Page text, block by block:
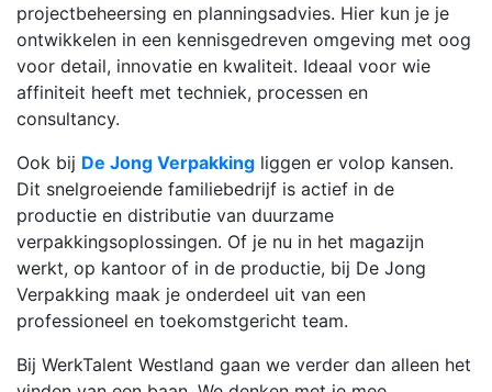
projectbeheersing en planningsadvies. Hier kun je je
ontwikkelen in een kennisgedreven omgeving met oog
voor detail, innovatie en kwaliteit. Ideaal voor wie
affiniteit heeft met techniek, processen en
consultancy.
Ook bij De Jong Verpakking liggen er volop kansen.
Dit snelgroeiende familiebedrijf is actief in de
productie en distributie van duurzame
verpakkingsoplossingen. Of je nu in het magazijn
werkt, op kantoor of in de productie, bij De Jong
Verpakking maak je onderdeel uit van een
professioneel en toekomstgericht team.
Bij WerkTalent Westland gaan we verder dan alleen het